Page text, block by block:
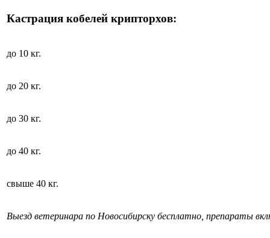
Кастрация кобелей крипторхов:
до 10 кг.
до 20 кг.
до 30 кг.
до 40 кг.
свыше 40 кг.
Выезд ветеринара по Новосибирску бесплатно, препараты